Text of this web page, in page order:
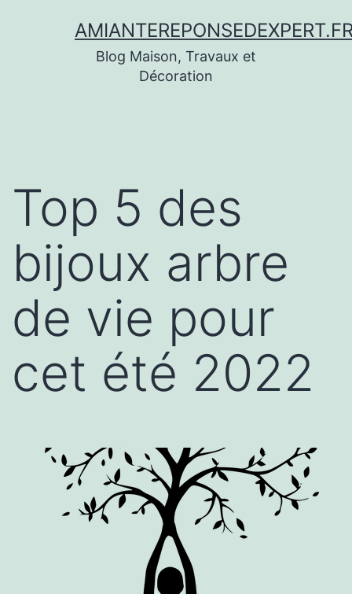
Blog Maison, Travaux et
Décoration
Top 5 des
bijoux arbre
de vie pour
cet été 2022